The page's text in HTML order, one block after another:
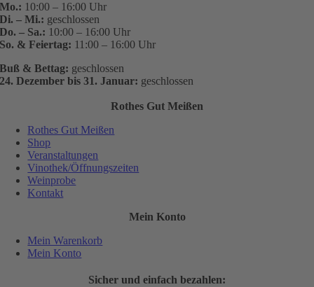
Mo.: 10:00 – 16:00 Uhr
Di. – Mi.: geschlossen
Do. – Sa.: 10:00 – 16:00 Uhr
So. & Feiertag: 11:00 – 16:00 Uhr
Buß & Bettag: geschlossen
24. Dezember bis 31. Januar: geschlossen
Rothes Gut Meißen
Rothes Gut Meißen
Shop
Veranstaltungen
Vinothek/Öffnungszeiten
Weinprobe
Kontakt
Mein Konto
Mein Warenkorb
Mein Konto
Sicher und einfach bezahlen: